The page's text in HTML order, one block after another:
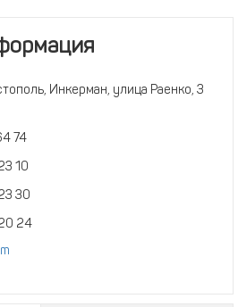
Инкерман, улица Раенко, 3
74
10
30
24